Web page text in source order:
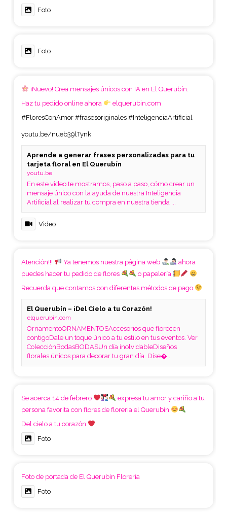
Foto
Foto
¡Nuevo! Crea mensajes únicos con IA en El Querubín.
Haz tu pedido online ahora
elquerubin.com
#FloresConAmor #frasesoriginales #InteligenciaArtificial
youtu.be/nueb39lTynk
Aprende a generar frases personalizadas para tu
tarjeta floral en El Querubín
youtu.be
En este video te mostramos, paso a paso, cómo crear un
mensaje único con la ayuda de nuestra Inteligencia
Artificial al realizar tu compra en nuestra tienda ...
Video
Atención!!! Ya tenemos nuestra página web
ahora
puedes hacer tu pedido de flores
o papelería
Recuerda que contamos con diferentes métodos de pago
El Querubín – ¡Del Cielo a tu Corazón!
elquerubin.com
OrnamentoORNAMENTOSAccesorios que florecen
contigoDale un toque único a tu estilo en tus eventos. Ver
ColecciónBodasBODASUn día inolvidableDiseños
florales únicos para decorar tu gran día. Dise�...
Se acerca 14 de febrero
expresa tu amor y cariño a tu
persona favorita con flores de floreria el Querubín
Del cielo a tu corazón
Foto
Foto de portada de El Querubín Florería
Foto